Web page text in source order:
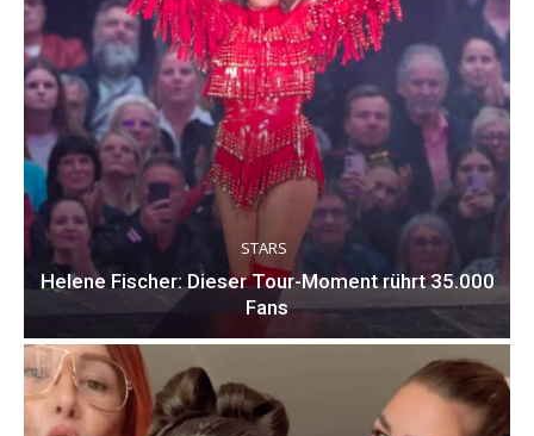
STARS
Helene Fischer: Dieser Tour-Moment rührt 35.000
Fans